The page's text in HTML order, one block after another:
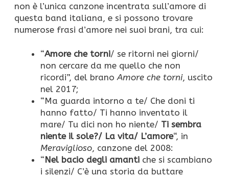
non è l’unica canzone incentrata sull’amore di
questa band italiana, e si possono trovare
numerose frasi d’amore nei suoi brani, tra cui:
“Amore che torni/ se ritorni nei giorni/
non cercare da me quello che non
ricordi”, del branoAmore che torni, uscito
nel 2017;
“Ma guarda intorno a te/ Che doni ti
hanno fatto/ Ti hanno inventato il
mare/ Tu dici non ho niente/ Ti sembra
niente il sole?/ La vita/ L’amore“, in
Meraviglioso, canzone del 2008:
“Nel bacio degli amanti che si scambiano
i silenzi/ C’è una storia da buttare